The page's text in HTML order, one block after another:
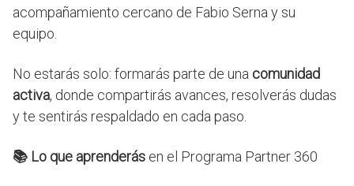
acompañamiento cercano de Fabio Serna y su
equipo.
No estarás solo: formarás parte de una comunidad
activa, donde compartirás avances, resolverás dudas
y te sentirás respaldado en cada paso.
📚 Lo que aprenderás en el Programa Partner 360